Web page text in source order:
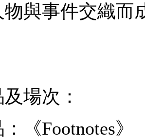
與事件交織而
場次：
《Footnotes》